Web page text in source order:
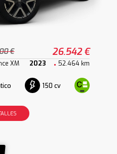
€ 26.542 €
XM 2023 52.464 km
150 cv